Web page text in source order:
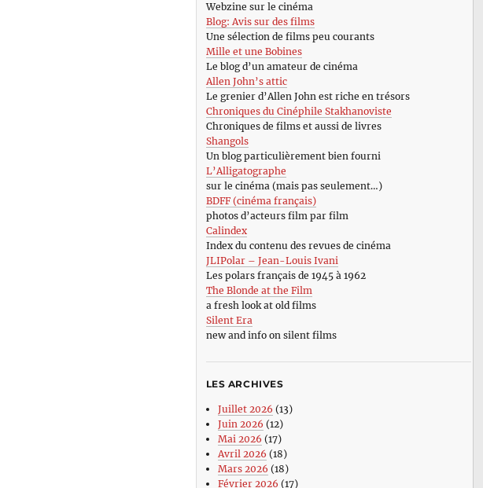
Webzine sur le cinéma
Blog: Avis sur des films
Une sélection de films peu courants
Mille et une Bobines
Le blog d’un amateur de cinéma
Allen John’s attic
Le grenier d’Allen John est riche en trésors
Chroniques du Cinéphile Stakhanoviste
Chroniques de films et aussi de livres
Shangols
Un blog particulièrement bien fourni
L’Alligatographe
sur le cinéma (mais pas seulement…)
BDFF (cinéma français)
photos d’acteurs film par film
Calindex
Index du contenu des revues de cinéma
JLIPolar – Jean-Louis Ivani
Les polars français de 1945 à 1962
The Blonde at the Film
a fresh look at old films
Silent Era
new and info on silent films
LES ARCHIVES
Juillet 2026 (13)
Juin 2026 (12)
Mai 2026 (17)
Avril 2026 (18)
Mars 2026 (18)
Février 2026 (17)